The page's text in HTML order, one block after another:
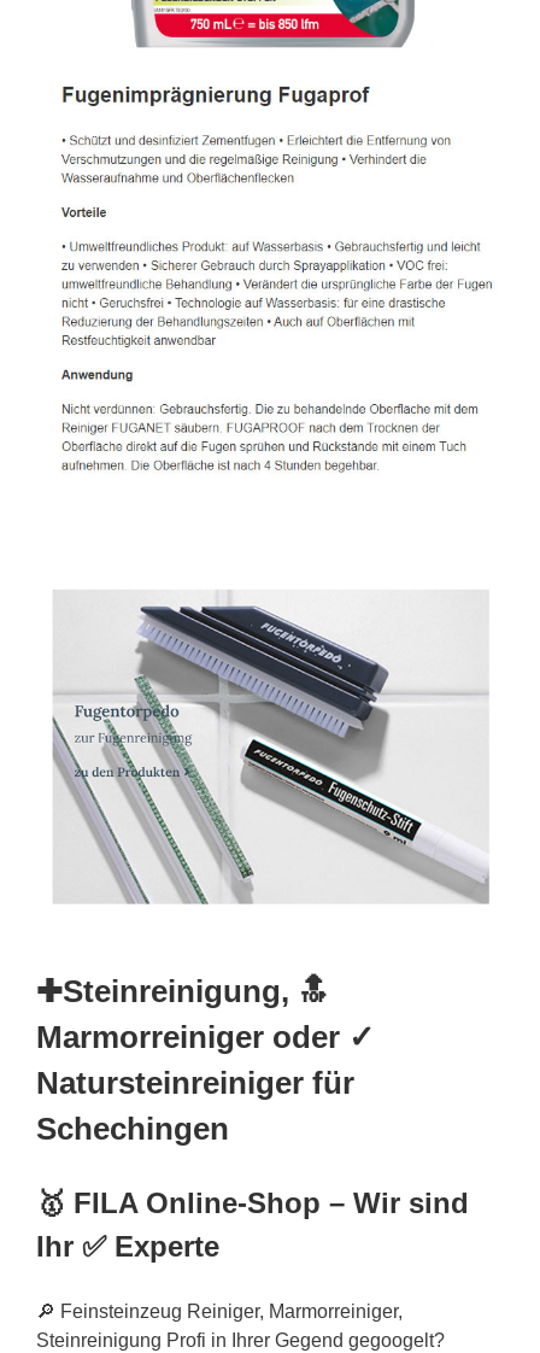
✚Steinreinigung, 🔝
Marmorreiniger oder ✓
Natursteinreiniger für
Schechingen
🥇 FILA Online-Shop – Wir sind
Ihr ✅ Experte
🔎 Feinsteinzeug Reiniger, Marmorreiniger,
Steinreinigung Profi in Ihrer Gegend gegoogelt?